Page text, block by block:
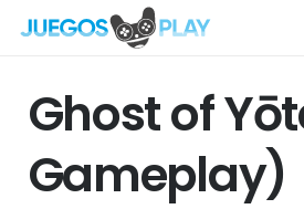
Ghost of
Gameplay)